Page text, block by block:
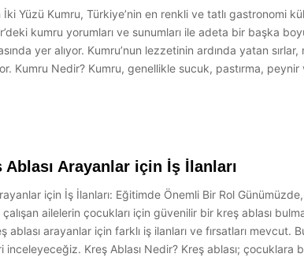
Yüzü Kumru, Türkiye’nin en renkli ve tatlı gastronomi
kumru yorumları ve sunumları ile adeta bir başka
yer alıyor. Kumru’nun lezzetinin ardında yatan
Kumru Nedir? Kumru, genellikle sucuk, pastırma,
Ablası Arayanlar için İş İlanları
için İş İlanları: Eğitimde Önemli Bir Rol
çalışan ailelerin çocukları için güvenilir bir kreş ablası
arayanlar için farklı iş ilanları ve fırsatları mevcut.
Kreş Ablası Nedir? Kreş ablası; çocuklara